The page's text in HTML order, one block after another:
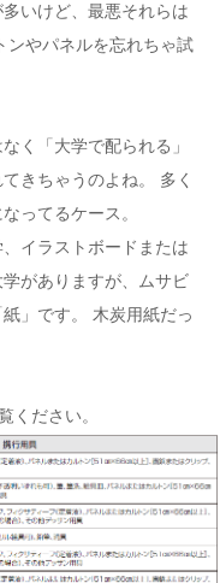
いけど、最悪それらは
ンやパネルを忘れちゃ試
く「大学で配られる」
きちゃうのよね。 多く
ってるケース。
イラストボードまたは
がありますが、ムサビ
」です。 木炭用紙だっ
ください。